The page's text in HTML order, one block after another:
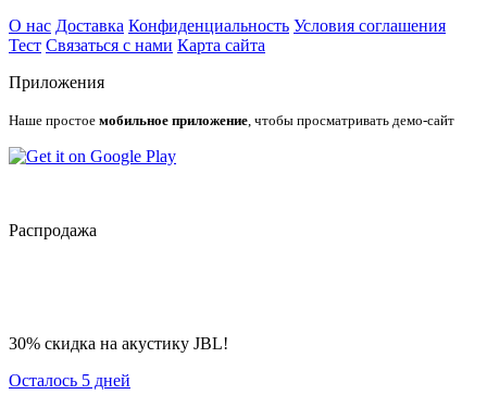
О нас Доставка Конфиденциальность Условия соглашения
Тест Связаться с нами Карта сайта
Приложения
Наше простое мобильное приложение, чтобы просматривать демо-сайт
Распродажа
30% скидка на акустику JBL!
Осталось 5 дней